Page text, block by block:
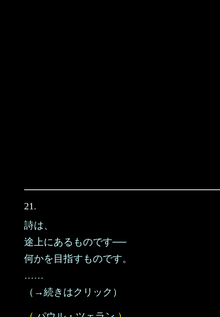
21.
詩は、
途上にあるものです──
何かを目指すものです。
……
（→続きはクリック）